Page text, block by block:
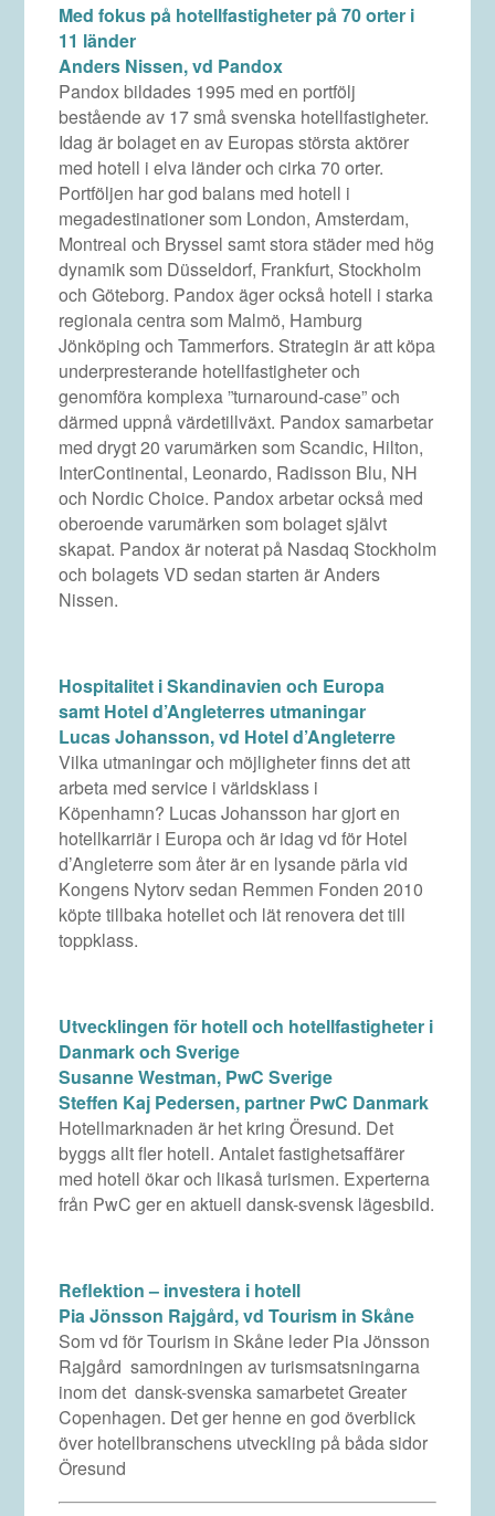
Med fokus på hotellfastigheter på 70 orter i
11 länder
Anders Nissen, vd Pandox
Pandox bildades 1995 med en portfölj
bestående av 17 små svenska hotellfastigheter.
Idag är bolaget en av Europas största aktörer
med hotell i elva länder och cirka 70 orter.
Portföljen har god balans med hotell i
megadestinationer som London, Amsterdam,
Montreal och Bryssel samt stora städer med hög
dynamik som Düsseldorf, Frankfurt, Stockholm
och Göteborg. Pandox äger också hotell i starka
regionala centra som Malmö, Hamburg
Jönköping och Tammerfors. Strategin är att köpa
underpresterande hotellfastigheter och
genomföra komplexa ”turnaround-case” och
därmed uppnå värdetillväxt. Pandox samarbetar
med drygt 20 varumärken som Scandic, Hilton,
InterContinental, Leonardo, Radisson Blu, NH
och Nordic Choice. Pandox arbetar också med
oberoende varumärken som bolaget självt
skapat. Pandox är noterat på Nasdaq Stockholm
och bolagets VD sedan starten är Anders
Nissen.
Hospitalitet i Skandinavien och Europa
samt Hotel d’Angleterres utmaningar
Lucas Johansson, vd Hotel d’Angleterre
Vilka utmaningar och möjligheter finns det att
arbeta med service i världsklass i
Köpenhamn? Lucas Johansson har gjort en
hotellkarriär i Europa och är idag vd för Hotel
d’Angleterre som åter är en lysande pärla vid
Kongens Nytorv sedan Remmen Fonden 2010
köpte tillbaka hotellet och lät renovera det till
toppklass.
Utvecklingen för hotell och hotellfastigheter i
Danmark och Sverige
Susanne Westman, PwC Sverige
Steffen Kaj Pedersen, partner PwC Danmark
Hotellmarknaden är het kring Öresund. Det
byggs allt fler hotell. Antalet fastighetsaffärer
med hotell ökar och likaså turismen. Experterna
från PwC ger en aktuell dansk-svensk lägesbild.
Reflektion – investera i hotell
Pia Jönsson Rajgård, vd Tourism in Skåne
Som vd för Tourism in Skåne leder Pia Jönsson
Rajgård samordningen av turismsatsningarna
inom det dansk-svenska samarbetet Greater
Copenhagen. Det ger henne en god överblick
över hotellbranschens utveckling på båda sidor
Öresund